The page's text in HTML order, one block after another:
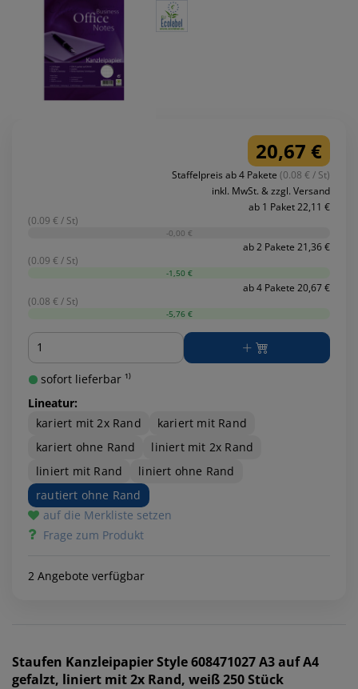
20,67 €
Staffelpreis ab 4 Pakete (0.08 € / St)
inkl. MwSt. & zzgl. Versand
ab 1 Paket 22,11 €
(0.09 € / St)
-0,00 €
ab 2 Pakete 21,36 €
(0.09 € / St)
-1,50 €
ab 4 Pakete 20,67 €
(0.08 € / St)
-5,76 €
Menge
sofort lieferbar ¹⁾
Lineatur:
kariert mit 2x Rand
kariert mit Rand
kariert ohne Rand
liniert mit 2x Rand
liniert mit Rand
liniert ohne Rand
rautiert ohne Rand
auf die Merkliste setzen
Frage zum Produkt
2 Angebote verfügbar
Staufen Kanzleipapier Style 608471027 A3 auf A4
gefalzt, liniert mit 2x Rand, weiß 250 Stück